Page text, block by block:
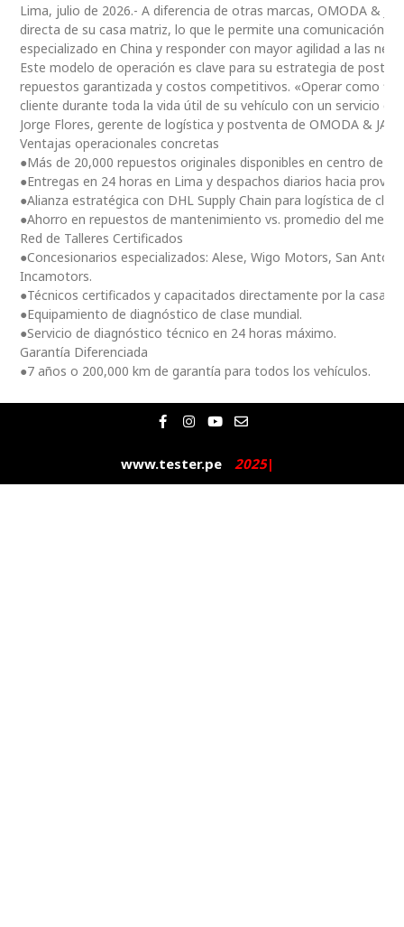
Lima, julio de 2026.- A diferencia de otras marcas, OMODA &
directa de su casa matriz, lo que le permite una comunicación
especializado en China y responder con mayor agilidad a las
Este modelo de operación es clave para su estrategia de
repuestos garantizada y costos competitivos. «Operar como
cliente durante toda la vida útil de su vehículo con un servicio
Jorge Flores, gerente de logística y postventa de OMODA &
Ventajas operacionales concretas
●Más de 20,000 repuestos originales disponibles en centro de
●Entregas en 24 horas en Lima y despachos diarios hacia
●Alianza estratégica con DHL Supply Chain para logística de
●Ahorro en repuestos de mantenimiento vs. promedio del
Red de Talleres Certificados
●Concesionarios especializados: Alese, Wigo Motors, San
Incamotors.
●Técnicos certificados y capacitados directamente por la casa
●Equipamiento de diagnóstico de clase mundial.
●Servicio de diagnóstico técnico en 24 horas máximo.
Garantía Diferenciada
●7 años o 200,000 km de garantía para todos los vehículos.
F
a
e
b
o
I
n
t
a
g
Y
o
t
u
b
E
n
e
l
o
www.tester.pe 2025|